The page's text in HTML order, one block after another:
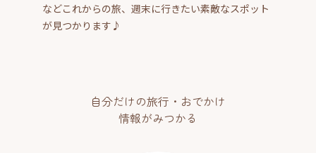
などこれからの旅、週末に行きたい素敵なスポット
が見つかります♪
自分だけの旅行・おでかけ
情報がみつかる